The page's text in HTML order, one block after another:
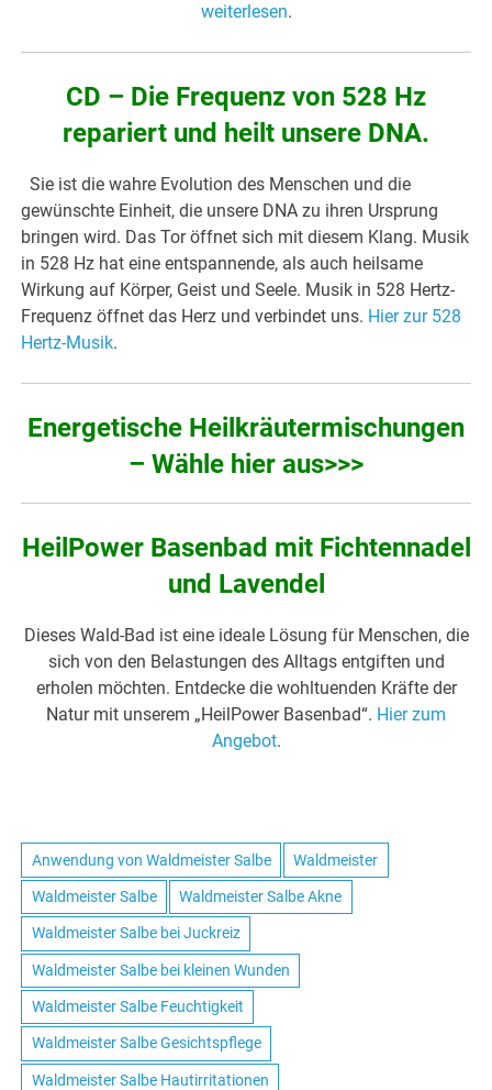
weiterlesen.
CD – Die Frequenz von 528 Hz
repariert und heilt unsere DNA.
Sie ist die wahre Evolution des Menschen und die
gewünschte Einheit, die unsere DNA zu ihren Ursprung
bringen wird. Das Tor öffnet sich mit diesem Klang. Musik
in 528 Hz hat eine entspannende, als auch heilsame
Wirkung auf Körper, Geist und Seele. Musik in 528 Hertz-
Frequenz öffnet das Herz und verbindet uns. Hier zur 528
Hertz-Musik.
Energetische Heilkräutermischungen
– Wähle hier aus>>>
HeilPower Basenbad mit Fichtennadel
und Lavendel
Dieses Wald-Bad ist eine ideale Lösung für Menschen, die
sich von den Belastungen des Alltags entgiften und
erholen möchten. Entdecke die wohltuenden Kräfte der
Natur mit unserem „HeilPower Basenbad“. Hier zum
Angebot.
Anwendung von Waldmeister Salbe Waldmeister
Waldmeister Salbe Waldmeister Salbe Akne
Waldmeister Salbe bei Juckreiz
Waldmeister Salbe bei kleinen Wunden
Waldmeister Salbe Feuchtigkeit
Waldmeister Salbe Gesichtspflege
Waldmeister Salbe Hautirritationen